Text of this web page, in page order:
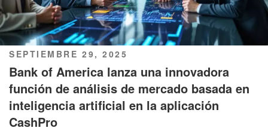
PUBLICADO
EL
SEPTIEMBRE 29, 2025
Bank of America lanza una innovadora
función de análisis de mercado basada en
inteligencia artificial en la aplicación
CashPro